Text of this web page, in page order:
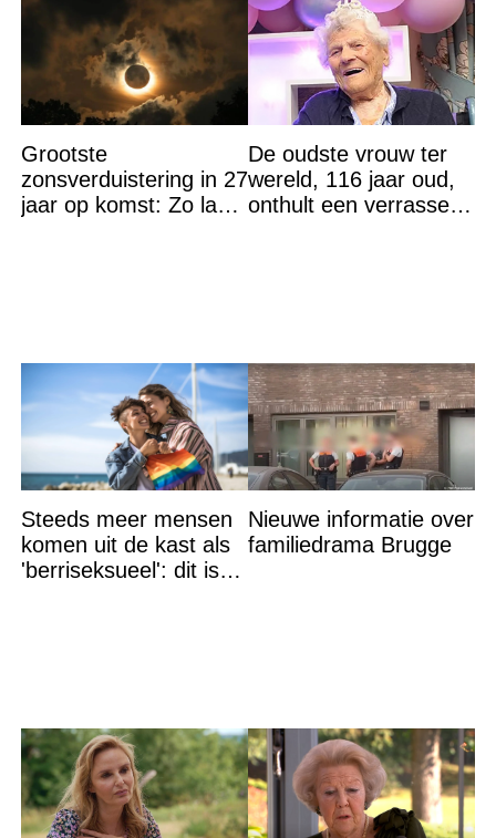
Grootste
zonsverduistering in 27
jaar op komst: Zo laat
De oudste vrouw ter
wereld, 116 jaar oud,
onthult een verrassend
Steeds meer mensen
komen uit de kast als
'berriseksueel': dit is
Nieuwe informatie over
familiedrama Brugge